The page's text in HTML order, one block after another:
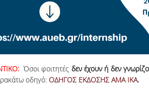
Όσοι φοιτητές δεν έχουν ή δεν
οδηγό: ΟΔΗΓΟΣ ΕΚΔΟΣΗΣ ΑΜΑ ΙΚΑ.